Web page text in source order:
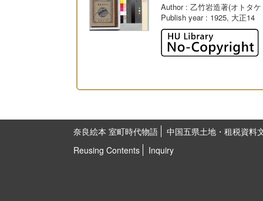
Author: 乙竹岩造著(オトタ
Publish year: 1925, 大正14
奈良絵本 室町時代物語
中国五県土地・租税資料
Reusing Contents
Inquiry